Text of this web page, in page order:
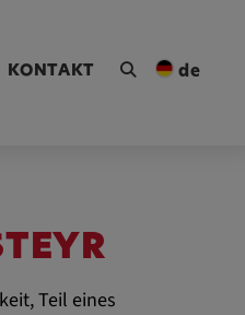
KONTAKT de
Teil eines